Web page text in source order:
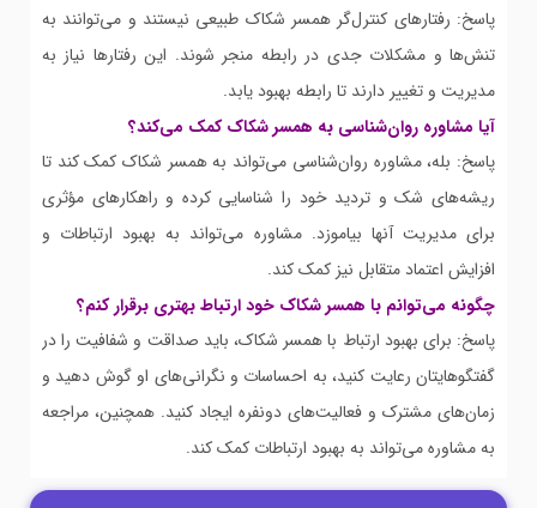
پاسخ: رفتارهای کنترل‌گر همسر شکاک طبیعی نیستند و می‌توانند به
تنش‌ها و مشکلات جدی در رابطه منجر شوند. این رفتارها نیاز به
مدیریت و تغییر دارند تا رابطه بهبود یابد.
آیا مشاوره روان‌شناسی به همسر شکاک کمک می‌کند؟
پاسخ: بله، مشاوره روان‌شناسی می‌تواند به همسر شکاک کمک کند تا
ریشه‌های شک و تردید خود را شناسایی کرده و راهکارهای مؤثری
برای مدیریت آنها بیاموزد. مشاوره می‌تواند به بهبود ارتباطات و
افزایش اعتماد متقابل نیز کمک کند.
چگونه می‌توانم با همسر شکاک خود ارتباط بهتری برقرار کنم؟
پاسخ: برای بهبود ارتباط با همسر شکاک، باید صداقت و شفافیت را در
گفتگوهایتان رعایت کنید، به احساسات و نگرانی‌های او گوش دهید و
زمان‌های مشترک و فعالیت‌های دونفره ایجاد کنید. همچنین، مراجعه
به مشاوره می‌تواند به بهبود ارتباطات کمک کند.